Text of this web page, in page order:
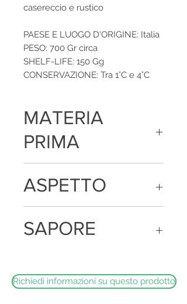
casereccio e rustico
PAESE E LUOGO D'ORIGINE: Italia
PESO: 700 Gr circa
SHELF-LIFE: 150 Gg
CONSERVAZIONE: Tra 1°C e 4°C
MATERIA
PRIMA
aromi naturali e vino bianco
ASPETTO
grasse bianche, budello non edibile
SAPORE
Richiedi informazioni su questo prodotto